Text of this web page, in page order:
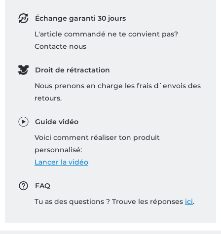
Échange garanti 30 jours
L'article commandé ne te convient pas?
Contacte nous
Droit de rétractation
Nous prenons en charge les frais d`envois des
retours.
Guide vidéo
Voici comment réaliser ton produit
personnalisé:
Lancer la vidéo
FAQ
Tu as des questions ? Trouve les réponses ici.